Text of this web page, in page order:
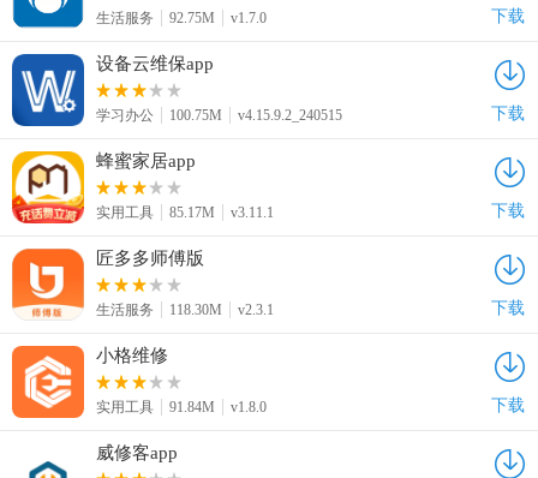
生活服务 92.75M v1.7.0 下载
设备云维保app
学习办公 100.75M v4.15.9.2_240515 下载
蜂蜜家居app
实用工具 85.17M v3.11.1 下载
匠多多师傅版
生活服务 118.30M v2.3.1 下载
小格维修
实用工具 91.84M v1.8.0 下载
威修客app